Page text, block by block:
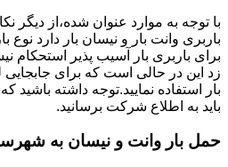
با توجه به موارد عنوان شده،از دیگر
باربری وانت بار و نیسان بار دارد نوع
برای باربری بار آسیب پذیر استحکام
زد این در حالی است که برای جابجایی
بار استفاده نمایید.توجه داشته باشید
باید به اطلاع شرکت برسانید.
حمل بار وانت و نیسان به